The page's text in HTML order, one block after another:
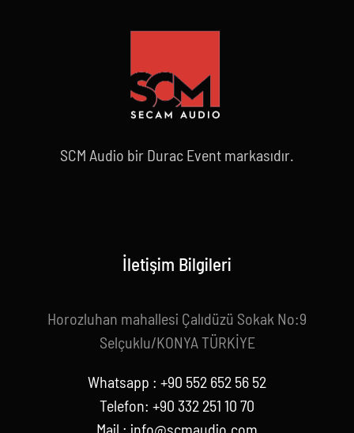
SCM Audio bir Durac Event markasıdır.
İletişim Bilgileri
Horozluhan mahallesi Çalıdüzü Sokak No:9
Selçuklu/KONYA TÜRKİYE
Whatsapp : +90 552 652 56 52
Telefon: +90 332 251 10 70
Mail : info@scmaudio.com